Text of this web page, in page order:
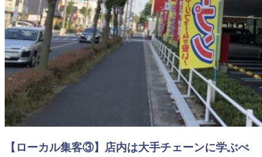
【ローカル集客③】店内は大手チェーンに学ぶべ